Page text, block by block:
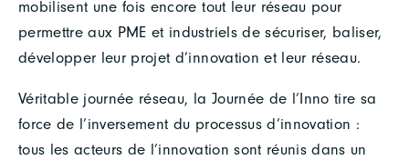
mobilisent une fois encore tout leur réseau pour
permettre aux PME et industriels de sécuriser, baliser,
développer leur projet d’innovation et leur réseau.
Véritable journée réseau, la Journée de l’Inno tire sa
force de l’inversement du processus d’innovation :
tous les acteurs de l’innovation sont réunis dans un